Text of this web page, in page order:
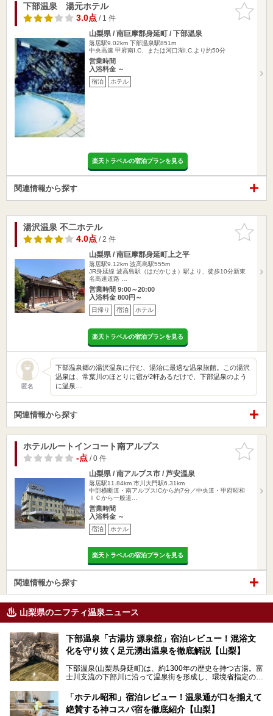
お気に入
りに追加
下部温泉 湯元ホテル
3.0点/ 1 件
山梨県 / 南巨摩郡身延町 / 下部温泉
落居駅9.02km 下部温泉駅851m
中央高速 甲府南I.C、または河口湖I.C.より約50分
営業時間
入浴料金 ～
宿泊 ホテル
楽天トラベルの宿泊プランを見る
関連情報から探す
お気に入
りに追加
湯沢温泉 不二ホテル
4.0点/ 2 件
山梨県 / 南巨摩郡身延町上之平
落居駅9.12km 波高島駅555m
JR身延線 波高島駅（はだかじま）駅より、徒歩10分新東
名高速道路 …
営業時間 9:00～20:00
入浴料金 800円～
日帰り 宿泊 ホテル
楽天トラベルの宿泊プランを見る
匿名
下部温泉郷の湯沢温泉に佇む、湯治に最適な温泉旅館。この湯沢
温泉は、常葉川のほとりに宿が2軒あるだけで、下部温泉のよう
に温泉…
関連情報から探す
お気に入
りに追加
ホテルルートインコート南アルプス
-点/ 0 件
山梨県 / 南アルプス市 / 芦安温泉
落居駅11.84km 市川大門駅6.31km
中部横断道・南アルプスICから約7分／中央道・甲府昭和
ＩＣから一般道…
営業時間
入浴料金 ～
宿泊 ホテル
楽天トラベルの宿泊プランを見る
関連情報から探す
山梨県のニフティ温泉ニュース
下部温泉「古湯坊 源泉舘」宿泊レビュー！混浴文
化を守り抜く足元湧出温泉を徹底解説【山梨】
下部温泉(山梨県身延町)は、約1300年の歴史を持つ古湯。富
士川支流の下部川に沿って温泉街を形成し、環境省指定の国
中でも「古湯坊 源泉舘」は、戦国時代に武田信玄公も療養
したと伝えられる名湯の宿。最大の特徴は、令和の現代にお
いても混浴文化が守られ、老若男女の分け隔て一切無く温泉
「ホテル昭和」宿泊レビュー！温泉通が口を揃えて
絶賛する神コスパ宿を徹底紹介【山梨】